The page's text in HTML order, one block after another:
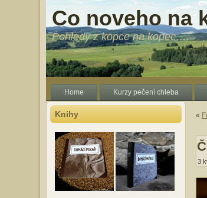
Co noveho na
Pohledy z kopce na kopec….
Home Kurzy pečení chleba
Knihy «
3